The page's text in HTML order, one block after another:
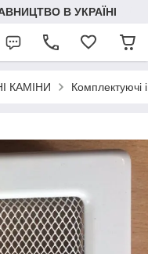
В УКРАЇНІ
КАМІНИ Комплектуючі